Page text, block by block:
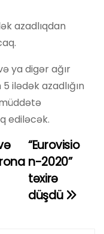
azadlıqdan
ya digər ağır
ilədək azadlığın
ediləcək.
“Eurovisio
n-2020”
təxirə
düşdü